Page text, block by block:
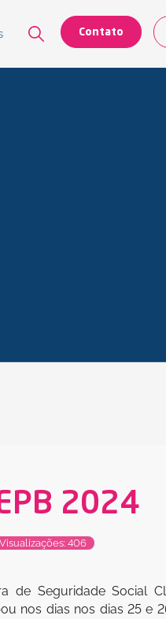
Contato
2024
Visualizações: 406
de Seguridade Social
nos dias nos dias 25 e